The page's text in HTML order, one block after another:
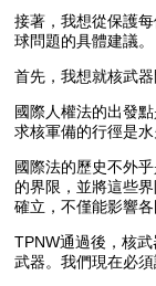
接著，我想從保護
球問題的具體建議。
首先，我想就核武器
國際人權法的出發
求核軍備的行徑是水
國際法的歷史不外
的界限，並將這些
確立，不僅能影響
TPNW通過後，核
武器。我們現在必